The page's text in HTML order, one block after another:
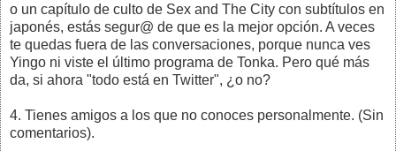
o un capítulo de culto de Sex and The City con subtítulos en
japonés, estás segur@ de que es la mejor opción. A veces
te quedas fuera de las conversaciones, porque nunca ves
Yingo ni viste el último programa de Tonka. Pero qué más
da, si ahora "todo está en Twitter", ¿o no?
4. Tienes amigos a los que no conoces personalmente. (Sin
comentarios).